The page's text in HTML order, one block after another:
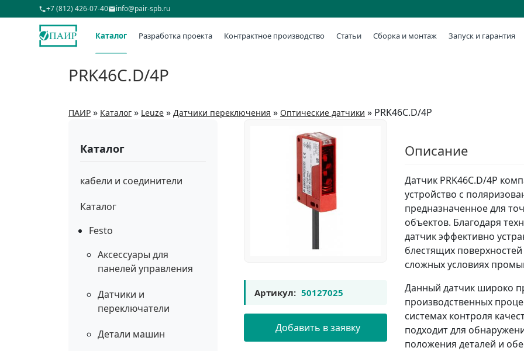
+7 (812) 426-07-40 info@pair-spb.ru
Каталог Разработка проекта Контрактное производство Статьи Сборка и монтаж Запуск и гарантия
PRK46C.D/4P
ПАИР » Каталог » Leuze » Датчики переключения » Оптические датчики » PRK46C.D/4P
Каталог
кабели и соединители
Каталог
Festo
Аксессуары для
панелей управления
Датчики и
переключатели
Детали машин
Артикул: 50127025
Добавить в заявку
Описание
Датчик PRK46C.D/4P
устройство с
предназначенное для
объектов. Благодаря
датчик эффективно
блестящих
сложных условиях
Данный датчик широко
производственных
системах контроля
подходит для
положения деталей и